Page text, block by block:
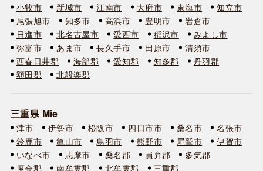
小牧市
新城市 江南市 大府市 東海市
知立市
尾張旭市
知多市 高浜市 豊明市
岩倉市
日進市
北名古屋市 愛西市 稲沢市
みよし市
弥富市
あま市 長久手市 田原市
清須市
西春日井郡
海部郡 愛知郡 知多郡
丹羽郡
額田郡
北設楽郡
三重県 Mie
津市 伊勢市 松阪市 四日市市 桑名市
名張市
鈴鹿市
亀山市 鳥羽市 熊野市 尾鷲市
伊賀市
いなべ市
志摩市 桑名郡 員弁郡
多気郡
度会郡
南牟婁郡 北牟婁郡 三重郡